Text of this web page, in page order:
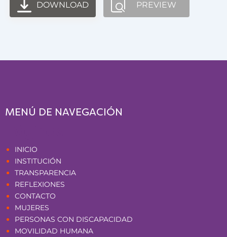
DOWNLOAD PREVIEW
MENÚ DE NAVEGACIÓN
INICIO
INSTITUCIÓN
TRANSPARENCIA
REFLEXIONES
CONTACTO
MUJERES
PERSONAS CON DISCAPACIDAD
MOVILIDAD HUMANA